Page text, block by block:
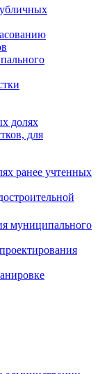
долях
для
ранее учтенных
муниципального